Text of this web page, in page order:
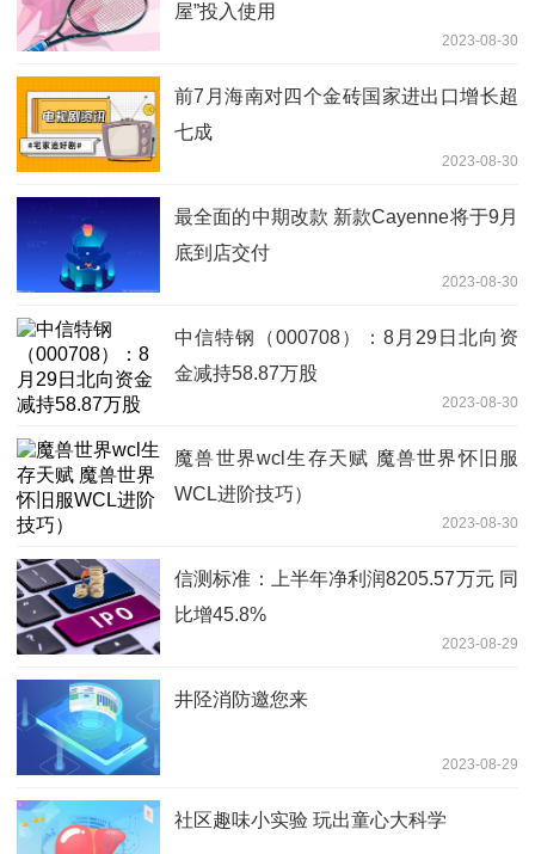
屋”投入使用
2023-08-30
前7月海南对四个金砖国家进出口增长超
七成
2023-08-30
最全面的中期改款 新款Cayenne将于9月
底到店交付
2023-08-30
中信特钢（000708）：8月29日北向资
金减持58.87万股
2023-08-30
魔兽世界wcl生存天赋 魔兽世界怀旧服
WCL进阶技巧）
2023-08-30
信测标准：上半年净利润8205.57万元 同
比增45.8%
2023-08-29
井陉消防邀您来
2023-08-29
社区趣味小实验 玩出童心大科学